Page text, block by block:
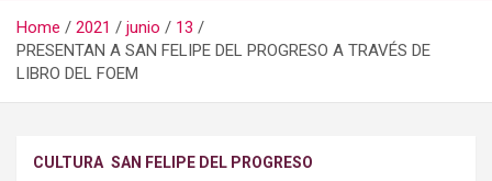
Home 2021 junio
13
PRESENTAN A SAN FELIPE DEL PROGRESO A TRAVÉS DE
LIBRO DEL FOEM
CULTURA SAN FELIPE DEL PROGRESO